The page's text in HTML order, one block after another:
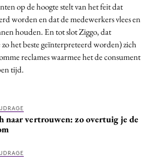
op de hoogte stelt van het feit dat
worden en dat de medewerkers vlees en
houden. En tot slot Ziggo, dat
het beste geïnterpreteerd worden) zich
reclames waarmee het de consument
tijd.
naar vertrouwen: zo overtuig je de